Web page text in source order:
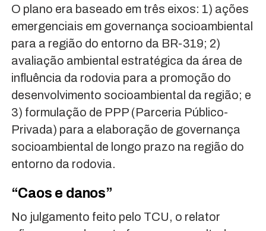
O plano era baseado em três eixos: 1) ações
emergenciais em governança socioambiental
para a região do entorno da BR-319; 2)
avaliação ambiental estratégica da área de
influência da rodovia para a promoção do
desenvolvimento socioambiental da região; e
3) formulação de PPP (Parceria Público-
Privada) para a elaboração de governança
socioambiental de longo prazo na região do
entorno da rodovia.
“Caos e danos”
No julgamento feito pelo TCU, o relator